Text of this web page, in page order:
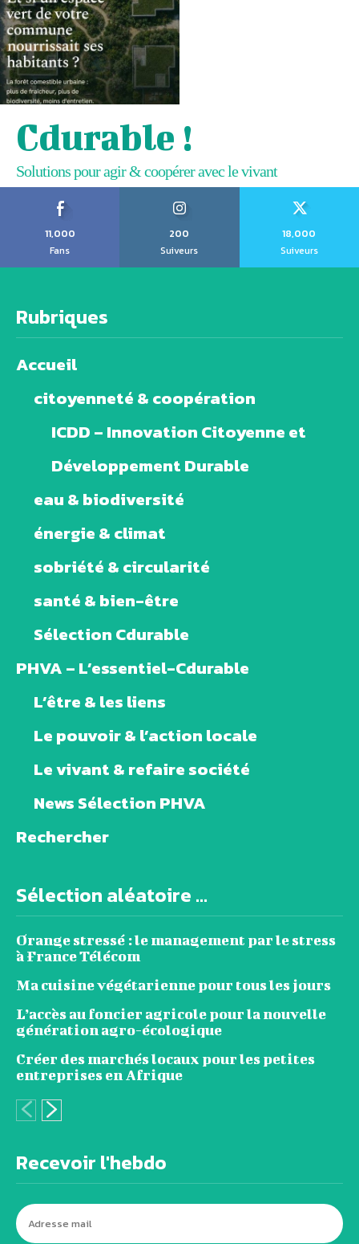
Cdurable !
Solutions pour agir & coopérer avec le vivant
11,000
Fans
200
Suiveurs
18,000
Suiveurs
Rubriques
Accueil
citoyenneté & coopération
ICDD – Innovation Citoyenne et
Développement Durable
eau & biodiversité
énergie & climat
sobriété & circularité
santé & bien-être
Sélection Cdurable
PHVA – L’essentiel-Cdurable
L’être & les liens
Le pouvoir & l’action locale
Le vivant & refaire société
News Sélection PHVA
Rechercher
Sélection aléatoire ...
Orange stressé : le management par le stress
à France Télécom
Ma cuisine végétarienne pour tous les jours
L’accès au foncier agricole pour la nouvelle
génération agro-écologique
Créer des marchés locaux pour les petites
entreprises en Afrique
Recevoir l'hebdo